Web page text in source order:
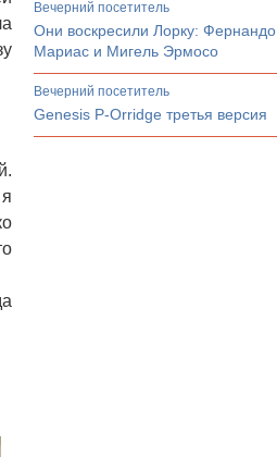
вечерний посетитель
Они воскресили Лорку: Фернандо
Мариас и Мигель Эрмосо
вечерний посетитель
Genesis P-Orridge третья версия